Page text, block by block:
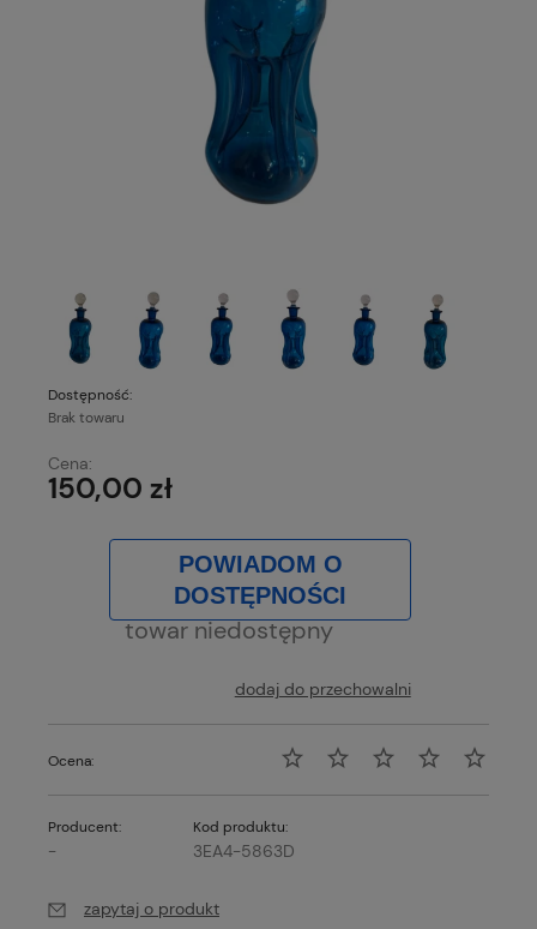
Dostępność:
Brak towaru
Cena:
150,00 zł
POWIADOM O
DOSTĘPNOŚCI
towar niedostępny
dodaj do przechowalni
Ocena:
Producent:
-
Kod produktu:
3EA4-5863D
zapytaj o produkt